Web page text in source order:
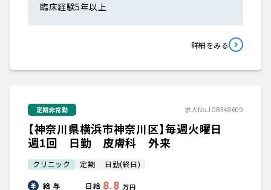
臨床経験5年以上
詳細をみる
定期非常勤 求人No.JOB548609
【神奈川県横浜市神奈川区】毎週火曜日
週1回 日勤 皮膚科 外来
クリニック 定期 日勤(終日)
給 与 日給 8.8 万円